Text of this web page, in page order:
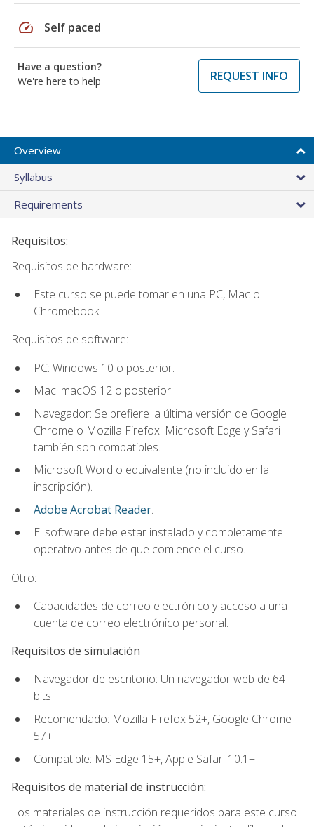
speed Self paced
Have a question?
We're here to help
REQUEST INFO
Overview
Syllabus
Requirements
Requisitos:
Requisitos de hardware:
Este curso se puede tomar en una PC, Mac o
Chromebook.
Requisitos de software:
PC: Windows 10 o posterior.
Mac: macOS 12 o posterior.
Navegador: Se prefiere la última versión de Google
Chrome o Mozilla Firefox. Microsoft Edge y Safari
también son compatibles.
Microsoft Word o equivalente (no incluido en la
inscripción).
Adobe Acrobat Reader.
El software debe estar instalado y completamente
operativo antes de que comience el curso.
Otro:
Capacidades de correo electrónico y acceso a una
cuenta de correo electrónico personal.
Requisitos de simulación
Navegador de escritorio: Un navegador web de 64
bits
Recomendado: Mozilla Firefox 52+, Google Chrome
57+
Compatible: MS Edge 15+, Apple Safari 10.1+
Requisitos de material de instrucción:
Los materiales de instrucción requeridos para este curso